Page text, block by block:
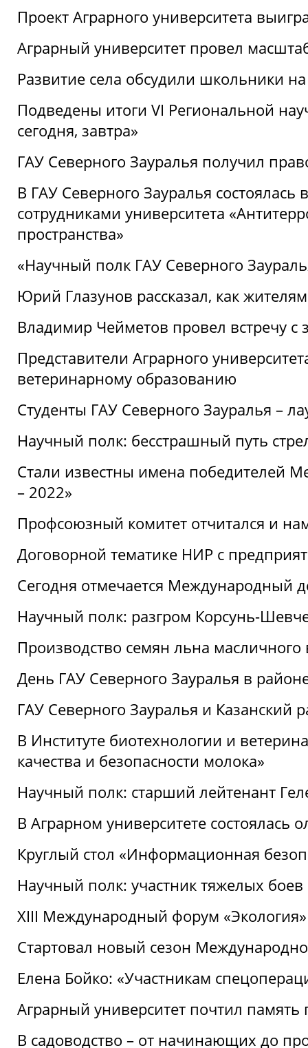
Проект Аграрного университета
Аграрный университет провел
Развитие села обсудили школьники
Подведены итоги VI Региональной
сегодня, завтра»
ГАУ Северного Зауралья получил
В ГАУ Северного Зауралья состоялась
сотрудниками университета
пространства»
«Научный полк ГАУ Северного
Юрий Глазунов рассказал, как
Владимир Чейметов провел встречу
Представители Аграрного
ветеринарному образованию
Студенты ГАУ Северного Зауралья –
Научный полк: бесстрашный путь
Стали известны имена победителей
– 2022»
Профсоюзный комитет отчитался и
Договорной тематике НИР с
Сегодня отмечается Международный
Научный полк: разгром Корсунь-
Производство семян льна
День ГАУ Северного Зауралья в
ГАУ Северного Зауралья и Казанский
В Институте биотехнологии и
качества и безопасности молока»
Научный полк: старший лейтенант
В Аграрном университете состоялась
Круглый стол «Информационная
Научный полк: участник тяжелых
XIII Международный форум
Стартовал новый сезон
Елена Бойко: «Участникам
Аграрный университет почтил
В садоводство – от начинающих до